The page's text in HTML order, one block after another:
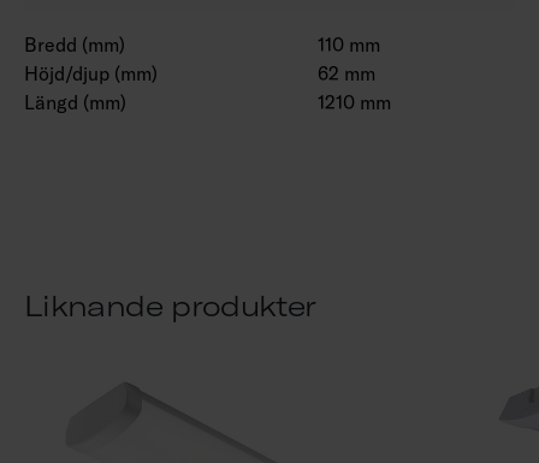
Bredd (mm)
110 mm
Höjd/djup (mm)
62 mm
Längd (mm)
1210 mm
Liknande produkter